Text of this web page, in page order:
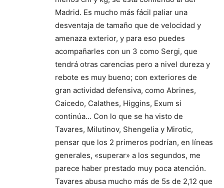
Madrid. Es mucho más fácil paliar una
desventaja de tamaño que de velocidad y
amenaza exterior, y para eso puedes
acompañarles con un 3 como Sergi, que
tendrá otras carencias pero a nivel dureza y
rebote es muy bueno; con exteriores de
gran actividad defensiva, como Abrines,
Caicedo, Calathes, Higgins, Exum si
continúa… Con lo que se ha visto de
Tavares, Milutinov, Shengelia y Mirotic,
pensar que los 2 primeros podrían, en líneas
generales, «superar» a los segundos, me
parece haber prestado muy poca atención.
Tavares abusa mucho más de 5s de 2,12 que